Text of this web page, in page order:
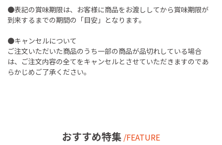
●表記の賞味期限は、お客様に商品をお渡ししてから賞味期限が
到来するまでの期間の「目安」となります。
●キャンセルについて
ご注文いただいた商品のうち一部の商品が品切れしている場合
は、ご注文内容の全てをキャンセルとさせていただきますのであ
らかじめご了承ください。
おすすめ特集 /FEATURE